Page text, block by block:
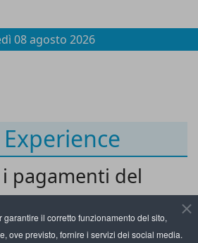
garantire il corretto funzionamento del sito,
ove previsto, fornire i servizi dei social media.
08 agosto 2026
pagamenti del
biometria e